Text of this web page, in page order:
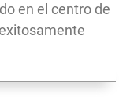
en el centro de